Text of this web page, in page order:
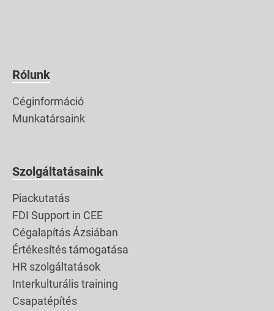
leszervezése elfoglalt
városokban,
Magyarország léptékű
távolságokat is […]
Rólunk
Céginformáció
Munkatársaink
Szolgáltatásaink
Piackutatás
FDI Support in CEE
Cégalapítás Ázsiában
Értékesítés támogatása
HR szolgáltatások
Interkulturális training
Csapatépítés